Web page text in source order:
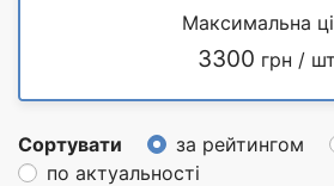
Максимальна
3300 грн /
Сортувати за рейтингом
по актуальності